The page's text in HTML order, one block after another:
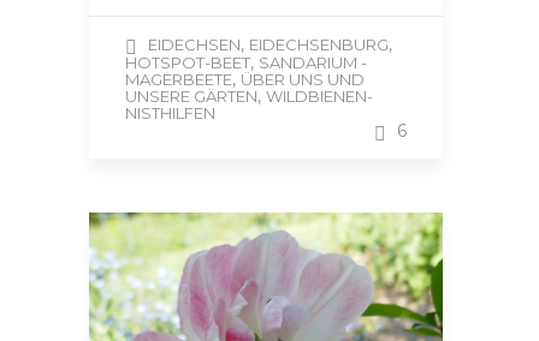
EIDECHSEN, EIDECHSENBURG,
HOTSPOT-BEET, SANDARIUM -
MAGERBEETE, ÜBER UNS UND
UNSERE GÄRTEN, WILDBIENEN-
NISTHILFEN
6